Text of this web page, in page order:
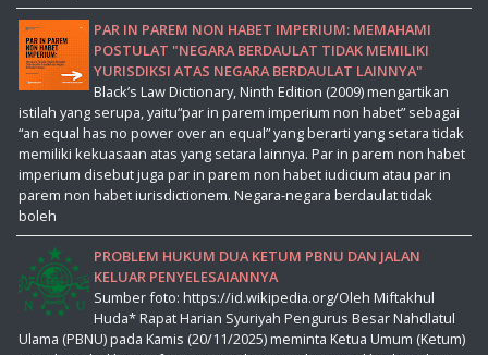
PAR IN PAREM NON HABET IMPERIUM: MEMAHAMI
POSTULAT "NEGARA BERDAULAT TIDAK MEMILIKI
YURISDIKSI ATAS NEGARA BERDAULAT LAINNYA"
Black’s Law Dictionary, Ninth Edition (2009) mengartikan
istilah yang serupa, yaitu“par in parem imperium non habet” sebagai
“an equal has no power over an equal” yang berarti yang setara tidak
memiliki kekuasaan atas yang setara lainnya. Par in parem non habet
imperium disebut juga par in parem non habet iudicium atau par in
parem non habet iurisdictionem. Negara-negara berdaulat tidak
boleh
PROBLEM HUKUM DUA KETUM PBNU DAN JALAN
KELUAR PENYELESAIANNYA
Sumber foto: https://id.wikipedia.org/Oleh Miftakhul
Huda* Rapat Harian Syuriyah Pengurus Besar Nahdlatul
Ulama (PBNU) pada Kamis (20/11/2025) meminta Ketua Umum (Ketum)